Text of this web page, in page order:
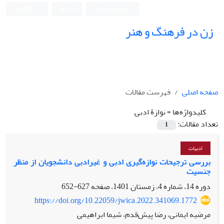
زن در فرهنگ و هنر
صفحه اصلی
فهرست مقالات
کلیدواژه‌ها =نوازۀ ادبی
تعداد مقالات:
1
ادبیات
بررسی ترجیحات نوازه‌گیری ادبی و غیرادبی دانشجویان از منظر
جنسیت
دوره 14، شماره 4، زمستان 1401، صفحه
627-652
https://doi.org/10.22059/jwica.2022.341069.1772
مرضیه ایمانی، رضا پیش‌قدم، شیما ابراهیمی